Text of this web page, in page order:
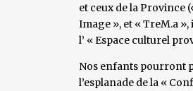
et ceux de la Province
Image », et « TreM.a
l’ « Espace culturel
Nos enfants pourront
l’esplanade de la «